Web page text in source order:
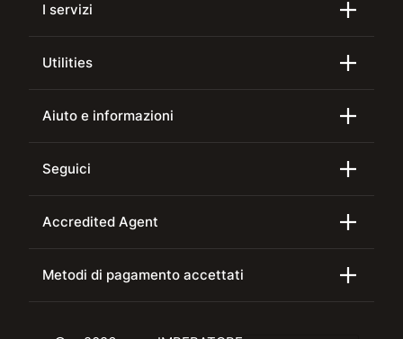
I servizi
Utilities
Aiuto e informazioni
Seguici
Accredited Agent
Metodi di pagamento accettati